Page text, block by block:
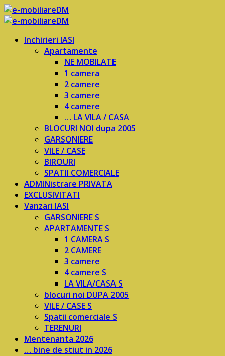
Inchirieri IASI
Apartamente
NE MOBILATE
1 camera
2 camere
3 camere
4 camere
… LA VILA / CASA
BLOCURI NOI dupa 2005
GARSONIERE
VILE / CASE
BIROURI
SPATII COMERCIALE
ADMINistrare PRIVATA
EXCLUSIVITATI
Vanzari IASI
GARSONIERE S
APARTAMENTE S
1 CAMERA S
2 CAMERE
3 camere
4 camere S
LA VILA/CASA S
blocuri noi DUPA 2005
VILE / CASE S
Spatii comerciale S
TERENURI
Mentenanta 2026
… bine de stiut in 2026